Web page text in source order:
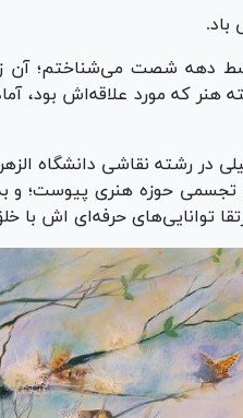
دهه شصت می‌شناختم؛ آن
هنر که مورد علاقه‌اش بود،
حوزه هنری پیوست؛ و به
توانایی‌های حرفه‌ای اش با